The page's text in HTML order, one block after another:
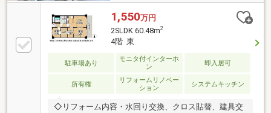
1,550万円
2SLDK 60.48m2
4階 東
駐車場あり
モニタ付インターホ
ン
即入居可
所有権
リフォームリノベー
ション
システムキッチン
◇リフォーム内容・水回り交換、クロス貼替、建具交